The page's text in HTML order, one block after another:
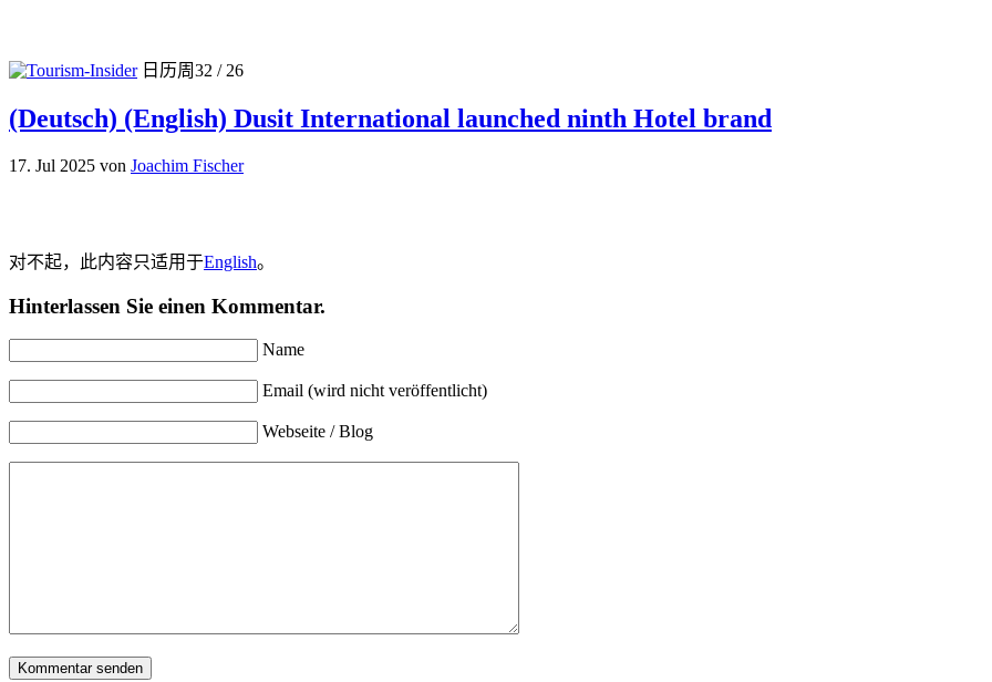
日历周32 / 26
(Deutsch) (English) Dusit International launched ninth Hotel brand
17. Jul 2025 von Joachim Fischer
对不起，此内容只适用于English。
Hinterlassen Sie einen Kommentar.
Name
Email (wird nicht veröffentlicht)
Webseite / Blog